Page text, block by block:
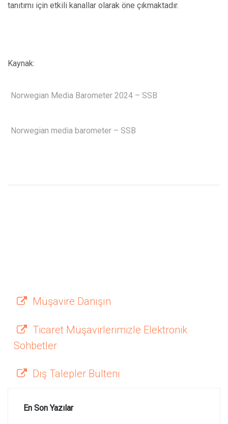
tanıtımı için etkili kanallar olarak öne çıkmaktadır.
Kaynak:
Norwegian Media Barometer 2024 – SSB
Norwegian media barometer – SSB
Müşavire Danışın
Ticaret Müşavirlerimizle Elektronik
Sohbetler
Dış Talepler Bülteni
En Son Yazılar